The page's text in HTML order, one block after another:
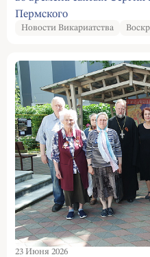
Пермского
Новости Викариатства
23 Июня 2026